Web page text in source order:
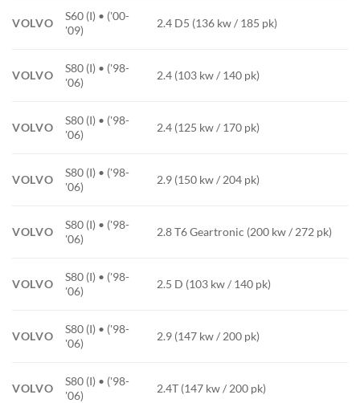
VOLVO
S60 (I) • ('00-
'09)
2.4 D5 (136 kw / 185 pk)
VOLVO
S80 (I) • ('98-
'06)
2.4 (103 kw / 140 pk)
VOLVO
S80 (I) • ('98-
'06)
2.4 (125 kw / 170 pk)
VOLVO
S80 (I) • ('98-
'06)
2.9 (150 kw / 204 pk)
VOLVO
S80 (I) • ('98-
'06)
2.8 T6 Geartronic (200 kw / 272 pk)
VOLVO
S80 (I) • ('98-
'06)
2.5 D (103 kw / 140 pk)
VOLVO
S80 (I) • ('98-
'06)
2.9 (147 kw / 200 pk)
VOLVO
S80 (I) • ('98-
'06)
2.4T (147 kw / 200 pk)